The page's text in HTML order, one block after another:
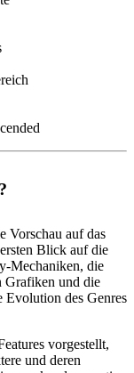
auf das
Blick auf die
Mechaniken, die
Grafiken und die
Evolution des Genres
vorgestellt,
und deren